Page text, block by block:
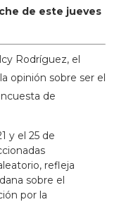
de este jueves
Rodríguez, el
opinión sobre ser el
de
y el 25 de
refleja
sobre el
por la